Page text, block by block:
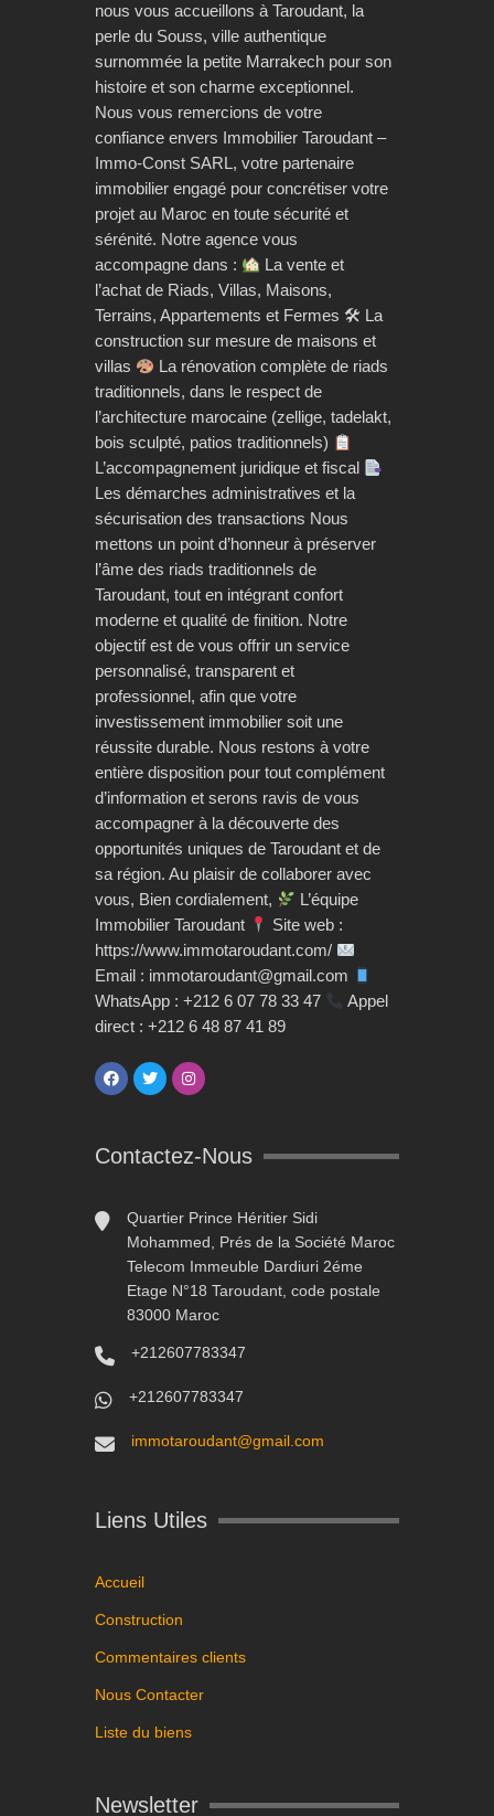
nous vous accueillons à Taroudant, la
perle du Souss, ville authentique
surnommée la petite Marrakech pour son
histoire et son charme exceptionnel.
Nous vous remercions de votre
confiance envers Immobilier Taroudant –
Immo-Const SARL, votre partenaire
immobilier engagé pour concrétiser votre
projet au Maroc en toute sécurité et
sérénité. Notre agence vous
accompagne dans :
La vente et
l’achat de Riads, Villas, Maisons,
Terrains, Appartements et Fermes 🛠 La
construction sur mesure de maisons et
villas
La rénovation complète de riads
traditionnels, dans le respect de
l’architecture marocaine (zellige, tadelakt,
bois sculpté, patios traditionnels)
L’accompagnement juridique et fiscal
Les démarches administratives et la
sécurisation des transactions Nous
mettons un point d’honneur à préserver
l’âme des riads traditionnels de
Taroudant, tout en intégrant confort
moderne et qualité de finition. Notre
objectif est de vous offrir un service
personnalisé, transparent et
professionnel, afin que votre
investissement immobilier soit une
réussite durable. Nous restons à votre
entière disposition pour tout complément
d’information et serons ravis de vous
accompagner à la découverte des
opportunités uniques de Taroudant et de
sa région. Au plaisir de collaborer avec
vous, Bien cordialement,
L’équipe
Immobilier Taroudant
Site web :
https://www.immotaroudant.com/
Email : immotaroudant@gmail.com
WhatsApp : +212 6 07 78 33 47
Appel
direct : +212 6 48 87 41 89
Contactez-Nous
Quartier Prince Héritier Sidi
Mohammed, Prés de la Société Maroc
Telecom Immeuble Dardiuri 2éme
Etage N°18 Taroudant, code postale
83000 Maroc
+212607783347
+212607783347
immotaroudant@gmail.com
Liens Utiles
Accueil
Construction
Commentaires clients
Nous Contacter
Liste du biens
Newsletter